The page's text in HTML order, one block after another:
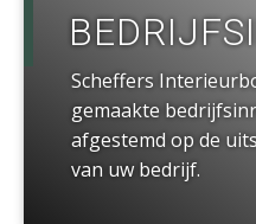
Scheffers
gemaakte
afgestemd op de
van uw bedrijf.